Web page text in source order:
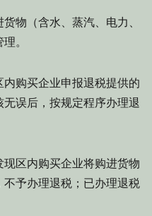
（含水、蒸汽、电力、
。
买企业申报退税提供的
误后，按规定程序办理退
内购买企业将购进货物
予办理退税；已办理退税